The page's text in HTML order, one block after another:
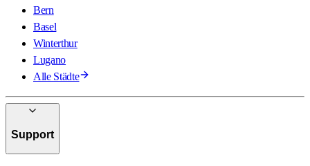
Bern
Basel
Winterthur
Lugano
Alle Städte
Support